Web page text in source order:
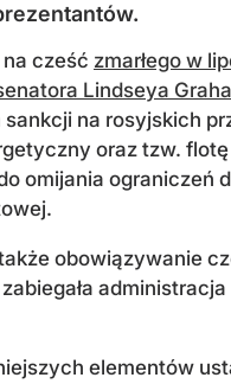
cześć zmarłego w
Lindseya
sankcji na rosyjskich
oraz tzw.
omijania ograniczeń
obowiązywanie
elementów